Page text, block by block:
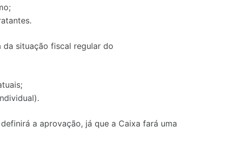
situação fiscal regular do
a aprovação, já que a Caixa fará uma